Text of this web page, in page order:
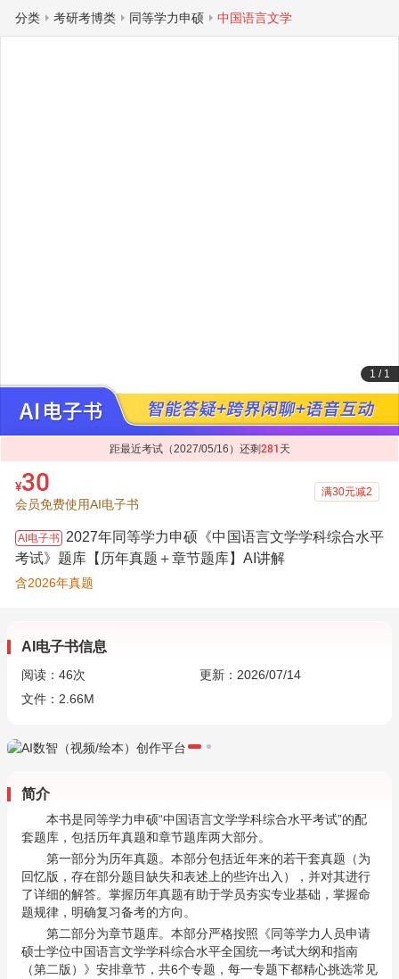
分类 考研考博类 同等学力申硕 中国语言文学
1 / 1
距最近考试（2027/05/16）还剩281 天
¥30
会员免费使用AI电子书
满30元减2
AI电子书 2027年同等学力申硕《中国语言文学学科综合水平
考试》题库【历年真题＋章节题库】AI讲解
含2026年真题
AI电子书信息
阅读： 46次
更新：2026/07/14
文件：2.66M
简介
本书是同等学力申硕“中国语言文学学科综合水平考试”的配
套题库，包括历年真题和章节题库两大部分。
第一部分为历年真题。本部分包括近年来的若干套真题（为
回忆版，存在部分题目缺失和表述上的些许出入），并对其进行
了详细的解答。掌握历年真题有助于学员夯实专业基础，掌握命
题规律，明确复习备考的方向。
第二部分为章节题库。本部分严格按照《同等学力人员申请
硕士学位中国语言文学学科综合水平全国统一考试大纲和指南
（第二版）》安排章节，共6个专题，每一专题下都精心挑选常见